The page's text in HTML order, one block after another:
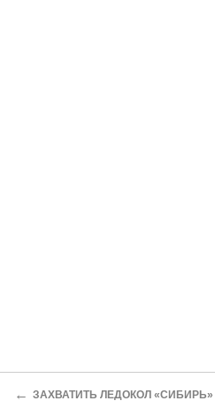
← ЗАХВАТИТЬ ЛЕДОКОЛ «СИБИРЬ»